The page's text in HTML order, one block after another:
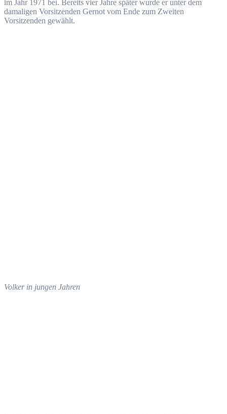
im Jahr 1971 bei. Bereits vier Jahre später wurde er unter dem
damaligen Vorsitzenden Gernot vom Ende zum Zweiten
Vorsitzenden gewählt.
Volker in jungen Jahren